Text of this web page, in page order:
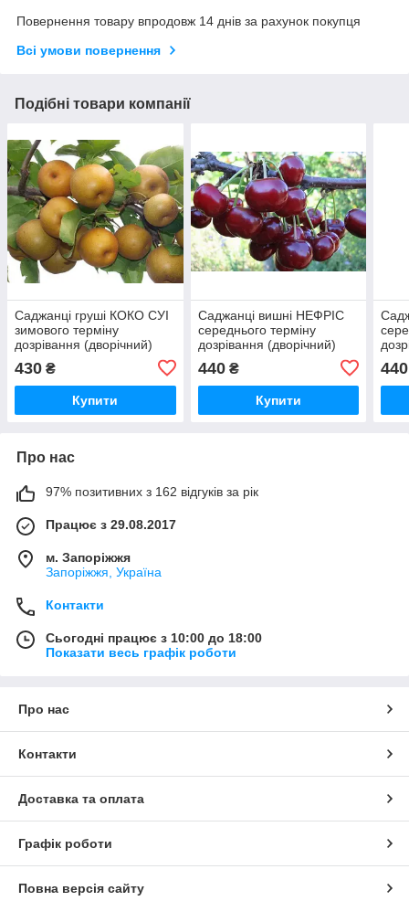
Повернення товару впродовж 14 днів за рахунок покупця
Всі умови повернення
Подібні товари компанії
Саджанці груші КОКО СУІ
зимового терміну
дозрівання (дворічний)
430 ₴
Купити
Саджанці вишні НЕФРІС
середнього терміну
дозрівання (дворічний)
440₴
Купити
440
Про нас
97% позитивних з 162 відгуків за рік
Працює з 29.08.2017
м. Запоріжжя
Запоріжжя, Україна
Контакти
Сьогодні працює з 10:00 до 18:00
Показати весь графік роботи
Про нас
Контакти
Доставка та оплата
Графік роботи
Повна версія сайту